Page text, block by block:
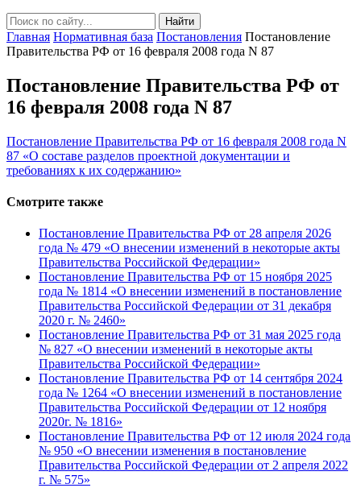
Найти
Главная Нормативная база Постановления Постановление
Правительства РФ от 16 февраля 2008 года N 87
Постановление Правительства РФ от
16 февраля 2008 года N 87
Постановление Правительства РФ от 16 февраля 2008 года N
87 «О составе разделов проектной документации и
требованиях к их содержанию»
Смотрите также
Постановление Правительства РФ от 28 апреля 2026
года № 479 «О внесении изменений в некоторые акты
Правительства Российской Федерации»
Постановление Правительства РФ от 15 ноября 2025
года № 1814 «О внесении изменений в постановление
Правительства Российской Федерации от 31 декабря
2020 г. № 2460»
Постановление Правительства РФ от 31 мая 2025 года
№ 827 «О внесении изменений в некоторые акты
Правительства Российской Федерации»
Постановление Правительства РФ от 14 сентября 2024
года № 1264 «О внесении изменений в постановление
Правительства Российской Федерации от 12 ноября
2020г. № 1816»
Постановление Правительства РФ от 12 июля 2024 года
№ 950 «О внесении изменения в постановление
Правительства Российской Федерации от 2 апреля 2022
г. № 575»